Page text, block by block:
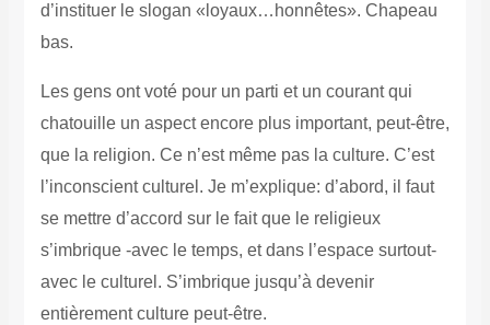
d’instituer le slogan «loyaux…honnêtes». Chapeau
bas.
Les gens ont voté pour un parti et un courant qui
chatouille un aspect encore plus important, peut-être,
que la religion. Ce n’est même pas la culture. C’est
l’inconscient culturel. Je m’explique: d’abord, il faut
se mettre d’accord sur le fait que le religieux
s’imbrique -avec le temps, et dans l’espace surtout-
avec le culturel. S’imbrique jusqu’à devenir
entièrement culture peut-être.